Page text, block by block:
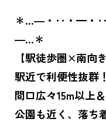
＊…―・‥・━・
―…＊
【駅徒歩圏×南向
駅近で利便性抜群
間口広々15m以上
公園も近く、落ち